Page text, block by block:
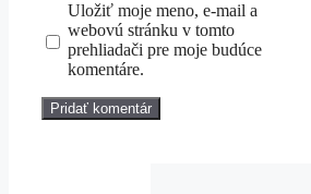
Uložiť moje meno, e-mail a
webovú stránku v tomto
prehliadači pre moje budúce
komentáre.